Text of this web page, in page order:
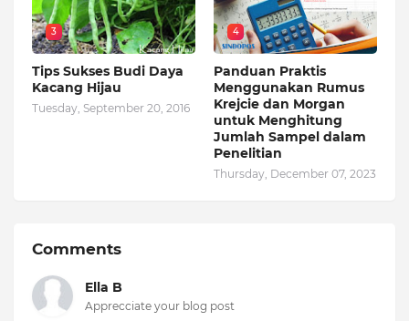
3
Tips Sukses Budi Daya
Kacang Hijau
Tuesday, September 20, 2016
4
Panduan Praktis
Menggunakan Rumus
Krejcie dan Morgan
untuk Menghitung
Jumlah Sampel dalam
Penelitian
Thursday, December 07, 2023
Comments
Ella B
Apprecciate your blog post